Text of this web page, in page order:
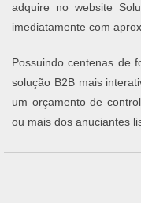
adquire no website
imediatamente com
Possuindo centenas de
solução B2B mais
um orçamento de
ou mais dos anuciantes